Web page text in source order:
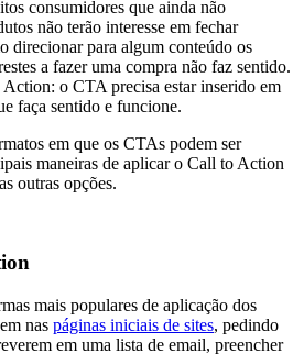
consumidores que ainda não
não terão interesse em fechar
direcionar para algum conteúdo os
a fazer uma compra não faz sentido.
o CTA precisa estar inserido em
faça sentido e funcione.
em que os CTAs podem ser
maneiras de aplicar o Call to Action
outras opções.
mais populares de aplicação dos
nas páginas iniciais de sites, pedindo
em uma lista de email, preencher